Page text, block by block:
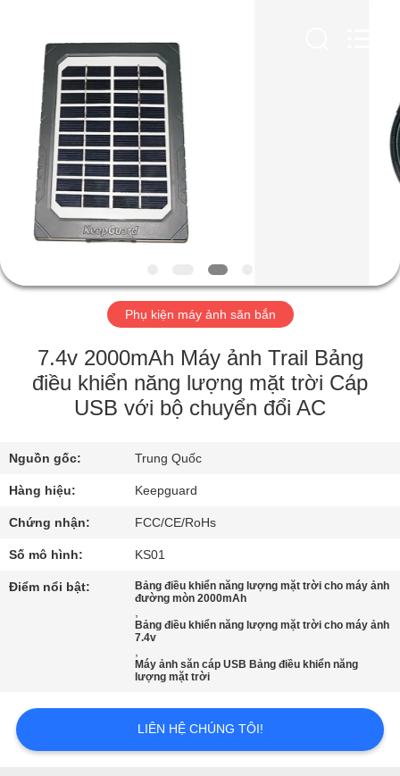
NHÀ
SẢN
PHẨM
VIDEO
VỀ
TÔI
CHUYẾN
QUAN
NHÀ
MÁY
KIỂM
LIÊN
HỆ
Reserved.
Phụ kiện máy ảnh săn bắn
7.4v 2000mAh Máy ảnh Trail Bảng
điều khiển năng lượng mặt trời Cáp
USB với bộ chuyển đổi AC
Nguồn gốc: Trung Quốc
Hàng hiệu: Keepguard
Chứng nhận: FCC/CE/RoHs
Số mô hình: KS01
Điểm nổi bật:
Bảng điều khiển năng lượng mặt trời cho máy ảnh
đường mòn 2000mAh
,
Bảng điều khiển năng lượng mặt trời cho máy ảnh
7.4v
,
Máy ảnh săn cáp USB Bảng điều khiển năng
lượng mặt trời
LIÊN HỆ CHÚNG TÔI!